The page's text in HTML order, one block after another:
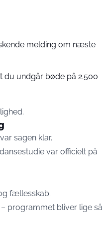
melding om næste
du undgår bøde på 2.500
sagen klar.
var officielt på
fællesskab.
programmet bliver lige så